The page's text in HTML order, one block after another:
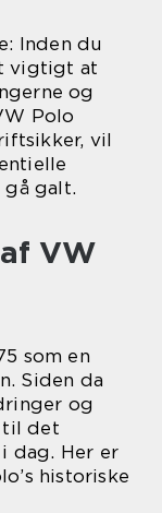
Inden du
vigtigt at
og
Polo
vil
gå galt.
VW
som en
Siden da
og
til det
dag. Her er
historiske